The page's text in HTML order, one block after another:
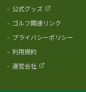
- 公式グッズ
- ゴルフ関連リンク
- プライバシーポリシー
- 利用規約
- 運営会社